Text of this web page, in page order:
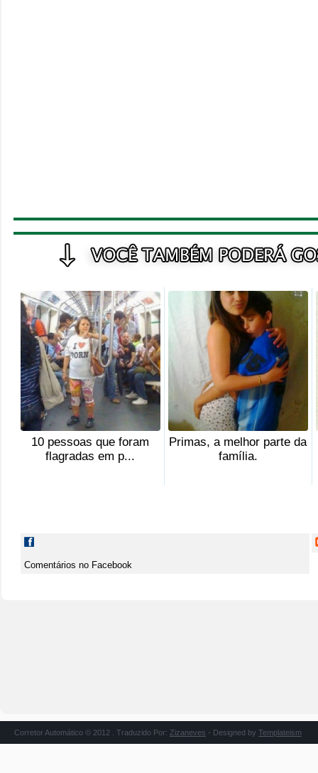
10 pessoas que foram
flagradas em p...
Primas, a melhor parte da
família.
Comentários no Facebook
Corretor Automático © 2012 . Traduzido Por: Zizaneves - Designed by Templateism